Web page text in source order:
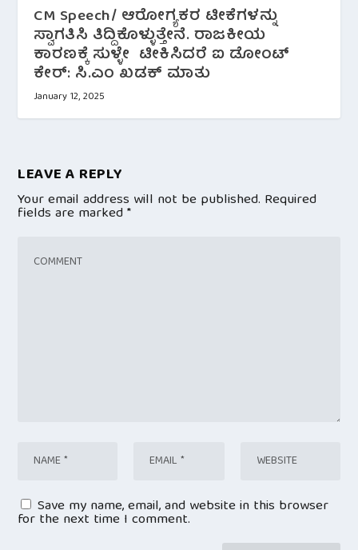
CM Speech/ ಆರೋಗ್ಯಕರ ಟೀಕೆಗಳನ್ನು
ಸ್ವಾಗತಿಸಿ ತಿದ್ದಿಕೊಳ್ಳುತ್ತೇನೆ. ರಾಜಕೀಯ
ಕಾರಣಕ್ಕೆ ಸುಳ್ಳೇ ಟೀಕಿಸಿದರೆ ಐ ಡೋಂಟ್
ಕೇರ್: ಸಿ.ಎಂ ಖಡಕ್ ಮಾತು
January 12, 2025
LEAVE A REPLY
Your email address will not be published. Required
fields are marked*
Save my name, email, and website in this browser
for the next time I comment.